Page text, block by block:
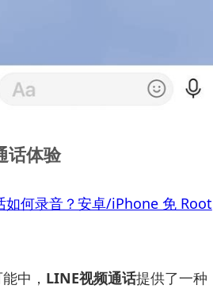
话体验
如何录音？安卓/iPhone 免 Root
中， LINE视频通话提供了一种